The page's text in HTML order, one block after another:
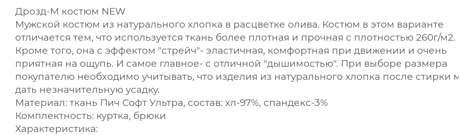
Дрозд-М костюм NEW
Мужской костюм из натурального хлопка в расцветке олива. Костюм в этом варианте
отличается тем, что используется ткань более плотная и прочная с плотностью 260г/м2.
Кроме того, она с эффектом "стрейч"- эластичная, комфортная при движении и очень
приятная на ощупь. И самое главное- с отличной "дышимостью". При выборе размера
покупателю необходимо учитывать, что изделия из натурального хлопка после стирки
дать незначительную усадку.
Материал: ткань Пич Софт Ультра, состав: хл-97%, спандекс-3%
Комплектность: куртка, брюки
Характеристика: